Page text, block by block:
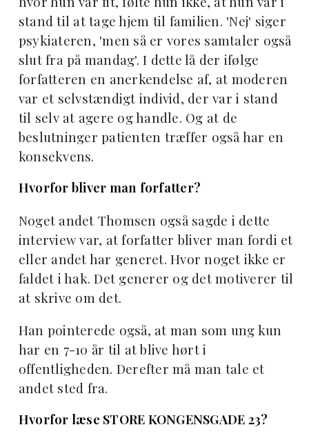
stand til at tage hjem til familien. 'Nej' siger
psykiateren, 'men så er vores samtaler også
slut fra på mandag'. I dette lå der ifølge
forfatteren en anerkendelse af, at moderen
var et selvstændigt individ, der var i stand
til selv at agere og handle. Og at de
beslutninger patienten træffer også har en
konsekvens.
Hvorfor bliver man forfatter?
Noget andet Thomsen også sagde i dette
interview var, at forfatter bliver man fordi et
eller andet har generet. Hvor noget ikke er
faldet i hak. Det generer og det motiverer til
at skrive om det.
Han pointerede også, at man som ung kun
har en 7-10 år til at blive hørt i
offentligheden. Derefter må man tale et
andet sted fra.
Hvorfor læse STORE KONGENSGADE 23?